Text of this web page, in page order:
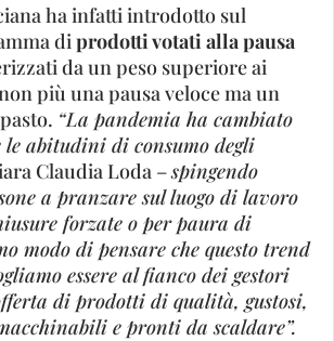
ha infatti introdotto sul
diprodotti votati alla pausa
da un peso superiore ai
più una pausa veloce ma un
“La pandemia ha cambiato
le abitudini di consumo degli
Claudia Loda –spingendo
a pranzare sul luogo di lavoro
forzate o per paura di
modo di pensare che questo trend
essere al fianco dei gestori
di prodotti di qualità, gustosi,
e pronti da scaldare”.